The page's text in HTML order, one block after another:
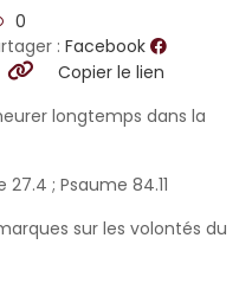
0
: Facebook
Copier le lien
longtemps dans la
27.4 ; Psaume 84.11
sur les volontés du